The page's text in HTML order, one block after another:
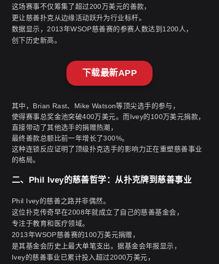
这场赛事不仅筹集了超过200万美元的善款，
更让慈善扑克从边缘活动跃升为行业标杆。
数据显示，2013年WSOP慈善赛的参赛人数达到1200人，
创下历史新高。
下载最新APP
其中，Brian Rast、Mike Watson等顶尖选手的参与，
使得赛事总奖金池突破400万美元。而Ivey的100万美元捐款，
直接带动了其他选手的捐赠热潮，
最终善款总额比前一年增长了300%。
这种连锁反应证明了顶级扑克选手的影响力正在重塑慈善事业
的格局。
二、Phil Ivey的慈善哲学：从扑克牌到慈善事业
Phil Ivey的慈善之路并非偶然。
这位扑克传奇早在2008年就成立了自己的慈善基金会，
专注于教育和医疗领域。
2013年WSOP慈善赛的100万美元捐赠，
是其基金会历史上最大单笔支出。据基金会年报显示，
Ivey的慈善事业已累计投入超过2000万美元，